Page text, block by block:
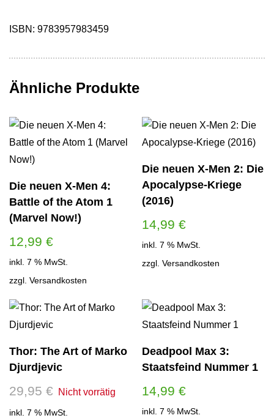
ISBN: 9783957983459
Ähnliche Produkte
Die neuen X-Men 4:
Battle of the Atom 1
(Marvel Now!)
12,99 €
inkl. 7 % MwSt.
zzgl. Versandkosten
Die neuen X-Men 2: Die
Apocalypse-Kriege
(2016)
14,99€
inkl. 7 % MwSt.
zzgl.Versandkosten
Thor: The Art of Marko
Djurdjevic
29,95 €
inkl. 7 % MwSt.
Deadpool Max 3:
Staatsfeind Nummer 1
14,99€
inkl. 7 % MwSt.